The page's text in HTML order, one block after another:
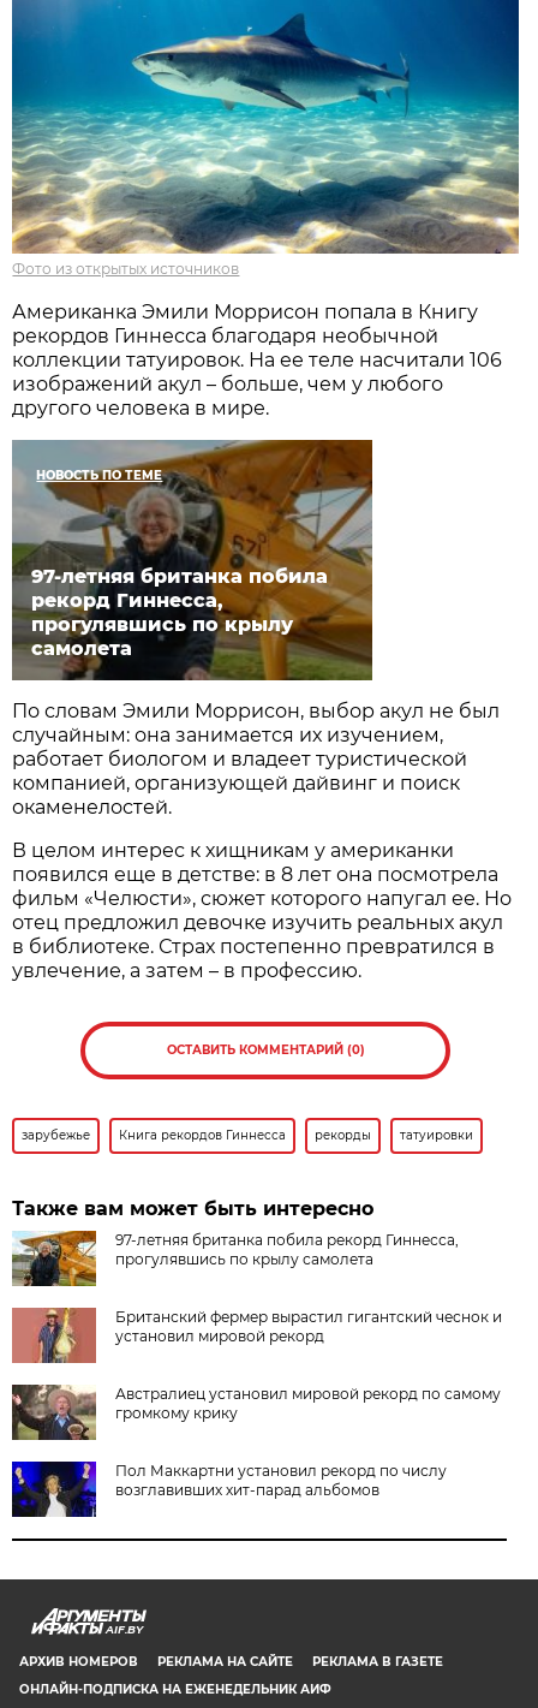
Фото из открытых источников
Американка Эмили Моррисон попала в Книгу
рекордов Гиннесса благодаря необычной
коллекции татуировок. На ее теле насчитали 106
изображений акул – больше, чем у любого
другого человека в мире.
НОВОСТЬ ПО ТЕМЕ
97-летняя британка побила
рекорд Гиннесса,
прогулявшись по крылу
самолета
По словам Эмили Моррисон, выбор акул не был
случайным: она занимается их изучением,
работает биологом и владеет туристической
компанией, организующей дайвинг и поиск
окаменелостей.
В целом интерес к хищникам у американки
появился еще в детстве: в 8 лет она посмотрела
фильм «Челюсти», сюжет которого напугал ее. Но
отец предложил девочке изучить реальных акул
в библиотеке. Страх постепенно превратился в
увлечение, а затем – в профессию.
ОСТАВИТЬ КОММЕНТАРИЙ (0)
зарубежье Книга рекордов Гиннесса рекорды татуировки
Также вам может быть интересно
97-летняя британка побила рекорд Гиннесса,
прогулявшись по крылу самолета
Британский фермер вырастил гигантский чеснок и
установил мировой рекорд
Австралиец установил мировой рекорд по самому
громкому крику
Пол Маккартни установил рекорд по числу
возглавивших хит-парад альбомов
AIF.BY
АРХИВ НОМЕРОВ РЕКЛАМА НА САЙТЕ
РЕКЛАМА В ГАЗЕТЕ
ОНЛАЙН-ПОДПИСКА НА ЕЖЕНЕДЕЛЬНИК АИФ